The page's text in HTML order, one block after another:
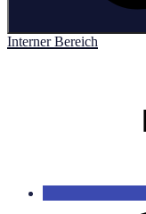
Interner Bereich